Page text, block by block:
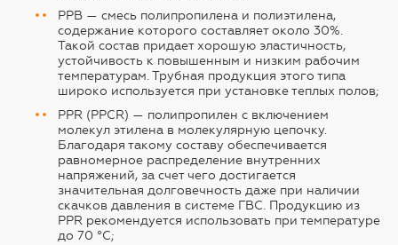
PPB — смесь полипропилена и полиэтилена,
содержание которого составляет около 30%.
Такой состав придает хорошую эластичность,
устойчивость к повышенным и низким рабочим
температурам. Трубная продукция этого типа
широко используется при установке теплых полов;
PPR (PPCR) — полипропилен с включением
молекул этилена в молекулярную цепочку.
Благодаря такому составу обеспечивается
равномерное распределение внутренних
напряжений, за счет чего достигается
значительная долговечность даже при наличии
скачков давления в системе ГВС. Продукцию из
PPR рекомендуется использовать при температуре
до 70 °C;